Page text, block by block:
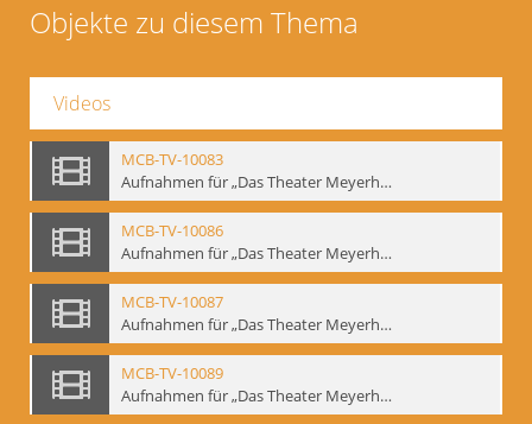
Objekte zu diesem Thema
Videos
MCB-TV-10083
Aufnahmen für „Das Theater Meyerholds und die Biomechanik“ (1). Demonstration der Etüde „Die Ohrfeige“ in verschiedenen Variationen, Ausschnitt 1 - Interne Signatur: BM-vid-1_A1
MCB-TV-10086
Aufnahmen für „Das Theater Meyerholds und die Biomechanik“ (2). Demonstration der Etüde „Die Ohrfeige“ in verschiedenen Variationen, Ausschnitt 1 - Interne Signatur: BM-vid-2_A1
MCB-TV-10087
Aufnahmen für „Das Theater Meyerholds und die Biomechanik“ (2). Demonstration der Etüde „Die Ohrfeige“ in verschiedenen Variationen, Ausschnitt 2 - Interne Signatur: BM-vid-2_A2
MCB-TV-10089
Aufnahmen für „Das Theater Meyerholds und die Biomechanik“ (3). Etüde „Der Dolchstoß“, Ausschnitt 1 - Interne Signatur: BM-vid-3_A1